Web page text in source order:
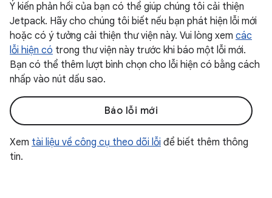
Ý kiến phản hồi của bạn có thể giúp chúng tôi cải thiện
Jetpack. Hãy cho chúng tôi biết nếu bạn phát hiện lỗi mới
hoặc có ý tưởng cải thiện thư viện này. Vui lòng xem các
lỗi hiện có trong thư viện này trước khi báo một lỗi mới.
Bạn có thể thêm lượt bình chọn cho lỗi hiện có bằng cách
nhấp vào nút dấu sao.
Báo lỗi mới
Xem tài liệu về công cụ theo dõi lỗi để biết thêm thông
tin.